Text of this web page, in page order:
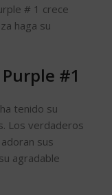
# 1 crece
haga su
#1
tenido su
Los verdaderos
sus
agradable